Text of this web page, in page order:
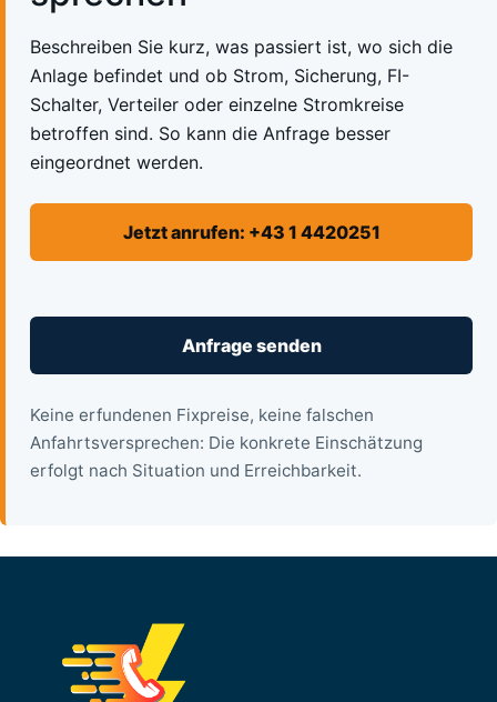
Beschreiben Sie kurz, was passiert ist, wo sich die
Anlage befindet und ob Strom, Sicherung, FI-
Schalter, Verteiler oder einzelne Stromkreise
betroffen sind. So kann die Anfrage besser
eingeordnet werden.
Jetzt anrufen: +43 1 4420251
Anfrage senden
Keine erfundenen Fixpreise, keine falschen
Anfahrtsversprechen: Die konkrete Einschätzung
erfolgt nach Situation und Erreichbarkeit.